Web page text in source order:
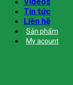
Tin tức
Liên hệ
Sản phẩm
My acount